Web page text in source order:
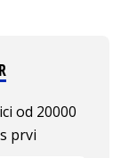
od 20000
prvi